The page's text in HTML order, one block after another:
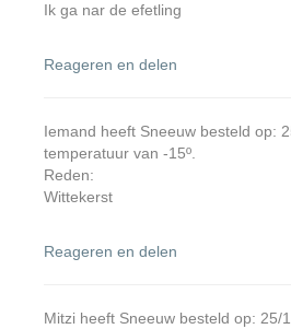
Ik ga nar de efetling
Reageren en delen
Iemand heeft Sneeuw besteld op:
temperatuur van -15º.
Reden:
Wittekerst
Reageren en delen
Mitzi heeft Sneeuw besteld op: 25/